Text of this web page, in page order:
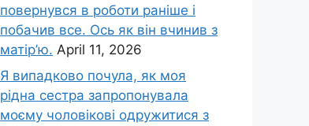
повернувся в роботи раніше і
побачив все. Ось як він вчинив з
матір’ю. April 11, 2026
Я випадково почула, як моя
рідна сестра запропонувала
моєму чоловікові одружитися з